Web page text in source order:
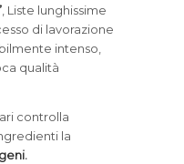
, Liste lunghissime
di lavorazione
intenso,
qualità
controlla
la